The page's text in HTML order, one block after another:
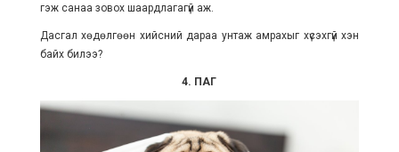
гэж санаа зовох шаардлагагүй аж.
Дасгал хөдөлгөөн хийсний дараа унтаж амрахыг хүсэхгүй хэн
байх билээ?
4. ПАГ